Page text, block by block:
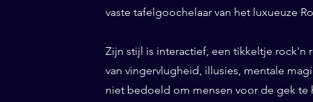
vaste tafelgoochelaar van het luxueuze
Zijn stijl is interactief, een tikkeltje rock'n
van vingervlugheid, illusies, mentale
niet bedoeld om mensen voor de gek te